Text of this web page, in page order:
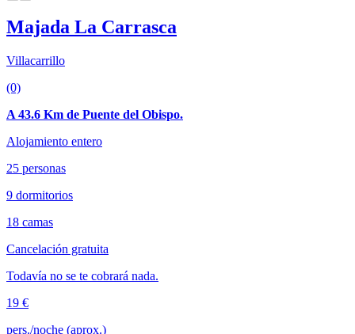
Majada La Carrasca
Villacarrillo
(0)
A 43.6 Km de Puente del Obispo.
Alojamiento entero
25 personas
9 dormitorios
18 camas
Cancelación gratuita
Todavía no se te cobrará nada.
19 €
pers./noche (aprox.)